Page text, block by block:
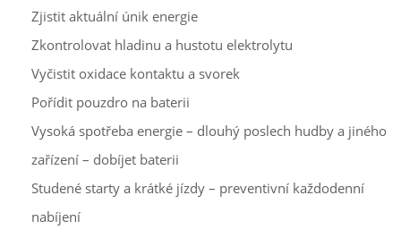
Zjistit aktuální únik energie
Zkontrolovat hladinu a hustotu elektrolytu
Vyčistit oxidace kontaktu a svorek
Pořídit pouzdro na baterii
Vysoká spotřeba energie – dlouhý poslech hudby a jiného
zařízení – dobíjet baterii
Studené starty a krátké jízdy – preventivní každodenní
nabíjení